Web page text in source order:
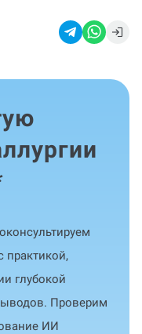
практикой,
глубокой
Проверим
ИИ